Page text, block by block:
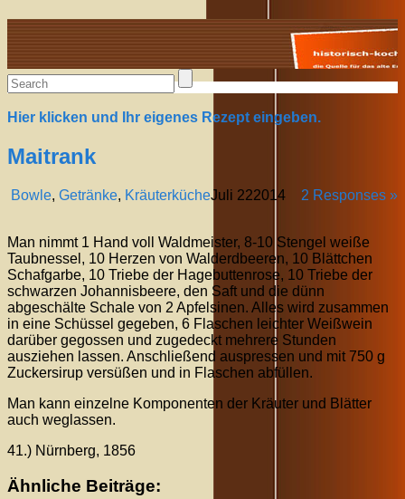
Alte Rezepte online
Hier klicken und Ihr eigenes Rezept eingeben.
Maitrank
Bowle, Getränke, Kräuterküche 2 Responses »
Juli 222014
Man nimmt 1 Hand voll Waldmeister, 8-10 Stengel weiße
Taubnessel, 10 Herzen von Walderdbeeren, 10 Blättchen
Schafgarbe, 10 Triebe der Hagebuttenrose, 10 Triebe der
schwarzen Johannisbeere, den Saft und die dünn
abgeschälte Schale von 2 Apfelsinen. Alles wird zusammen
in eine Schüssel gegeben, 6 Flaschen leichter Weißwein
darüber gegossen und zugedeckt mehrere Stunden
ausziehen lassen. Anschließend auspressen und mit 750 g
Zuckersirup versüßen und in Flaschen abfüllen.
Man kann einzelne Komponenten der Kräuter und Blätter
auch weglassen.
41.) Nürnberg, 1856
Ähnliche Beiträge: